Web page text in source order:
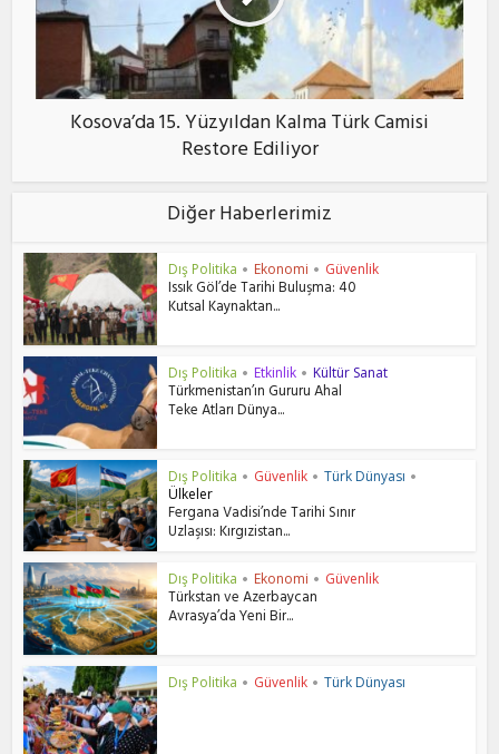
Kosova’da 15. Yüzyıldan Kalma Türk Camisi
Restore Ediliyor
Diğer Haberlerimiz
Dış Politika • Ekonomi • Güvenlik
Issık Göl’de Tarihi Buluşma: 40
Kutsal Kaynaktan...
Dış Politika • Etkinlik • Kültür Sanat
Türkmenistan’ın Gururu Ahal
Teke Atları Dünya...
Dış Politika • Güvenlik • Türk Dünyası •
Ülkeler
Fergana Vadisi’nde Tarihi Sınır
Uzlaşısı: Kırgızistan...
Dış Politika • Ekonomi • Güvenlik
Türkstan ve Azerbaycan
Avrasya’da Yeni Bir...
Dış Politika • Güvenlik • Türk Dünyası